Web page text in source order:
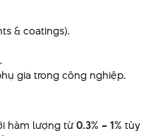
& coatings).
gia trong công nghiệp.
hàm lượng từ0.3% – 1% tùy